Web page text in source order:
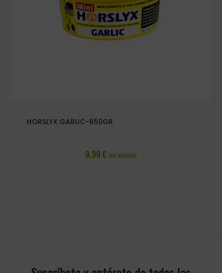
HORSLYX GARLIC-650GR
9,90 € Iva Incluido